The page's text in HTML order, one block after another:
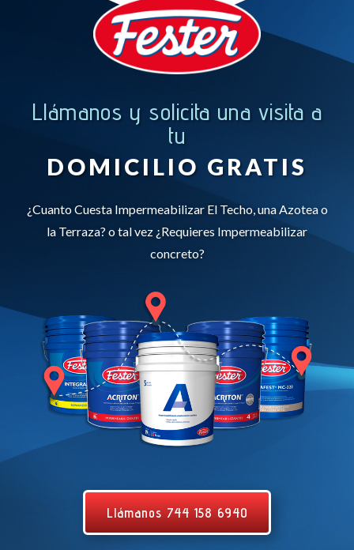
Llámanos y solicita una visita a
tu
DOMICILIO GRATIS
¿Cuanto Cuesta Impermeabilizar El Techo, una Azotea o
la Terraza? o tal vez ¿Requieres Impermeabilizar
concreto?
Llámanos 744 158 6940